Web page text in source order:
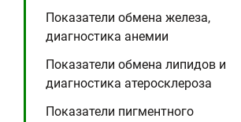
Показатели обмена железа,
диагностика анемии
Показатели обмена липидов и
диагностика атеросклероза
Показатели пигментного